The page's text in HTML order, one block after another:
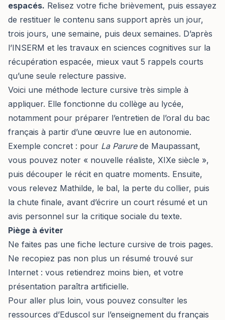
espacés. Relisez votre fiche brièvement, puis essayez
de restituer le contenu sans support après un jour,
trois jours, une semaine, puis deux semaines. D’après
l’INSERM et les travaux en sciences cognitives sur la
récupération espacée, mieux vaut 5 rappels courts
qu’une seule relecture passive.
Voici une méthode lecture cursive très simple à
appliquer. Elle fonctionne du collège au lycée,
notamment pour préparer l’entretien de l’oral du bac
français à partir d’une œuvre lue en autonomie.
Exemple concret : pour La Parurede Maupassant,
vous pouvez noter « nouvelle réaliste, XIXe siècle »,
puis découper le récit en quatre moments. Ensuite,
vous relevez Mathilde, le bal, la perte du collier, puis
la chute finale, avant d’écrire un court résumé et un
avis personnel sur la critique sociale du texte.
Piège à éviter
Ne faites pas une fiche lecture cursive de trois pages.
Ne recopiez pas non plus un résumé trouvé sur
Internet : vous retiendrez moins bien, et votre
présentation paraîtra artificielle.
Pour aller plus loin, vous pouvez consulter les
ressources d’Eduscol sur l’enseignement du français